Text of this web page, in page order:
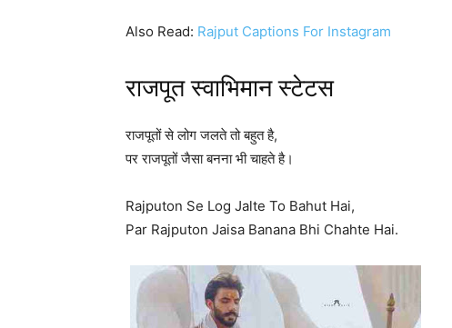
Also Read: Rajput Captions For Instagram
राजपूत स्वाभिमान स्टेटस
राजपूतों से लोग जलते तो बहुत है,
पर राजपूतों जैसा बनना भी चाहते है।
Rajputon Se Log Jalte To Bahut Hai,
Par Rajputon Jaisa Banana Bhi Chahte Hai.